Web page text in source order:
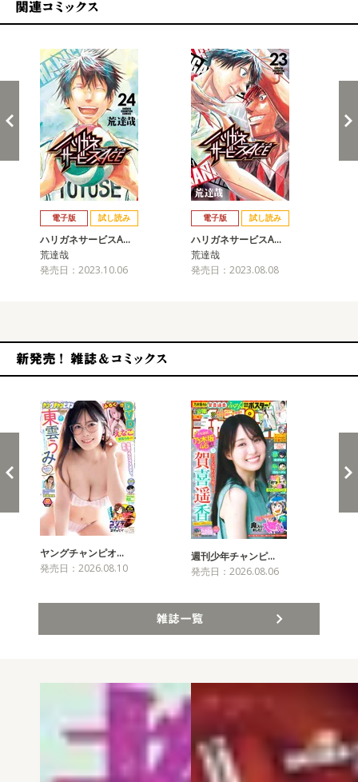
電子版 試し読み
ハリガネサービスA…
荒達哉
発売日：2023.10.06
電子版 試し読み
ハリガネサービスA…
荒達哉
発売日：2023.08.08
ヤングチャンピオ…
発売日：2026.08.10
週刊少年チャンピ…
発売日：2026.08.06